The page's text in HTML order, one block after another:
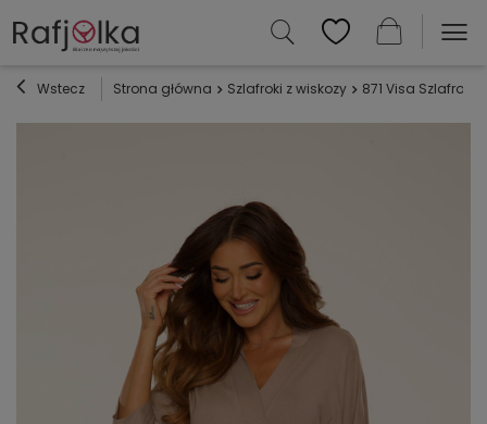
Wstecz Strona główna Szlafroki z wiskozy 871 Visa Szlafrok